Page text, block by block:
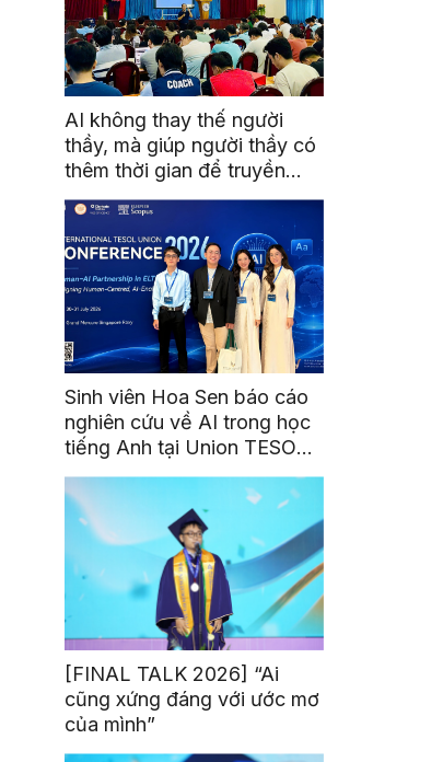
AI không thay thế người
thầy, mà giúp người thầy có
thêm thời gian để truyền
cảm hứng
Sinh viên Hoa Sen báo cáo
nghiên cứu về AI trong học
tiếng Anh tại Union TESOL
2026 ở Singapore
[FINAL TALK 2026] “Ai
cũng xứng đáng với ước mơ
của mình”